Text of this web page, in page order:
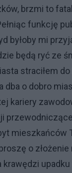
brzmi to
funkcję
byłoby mi
będą ryć ze
straciłem do
dba o dobro
kariery
mieszkańców
o złożenie
krawędzi